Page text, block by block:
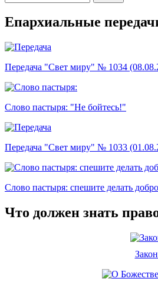
Епархиальные
Передача "Свет миру" № 1034
Слово пастыря: "Не бойтесь!"
Передача "Свет миру" № 1033
Слово пастыря: спешите делать добро
Что должен знать